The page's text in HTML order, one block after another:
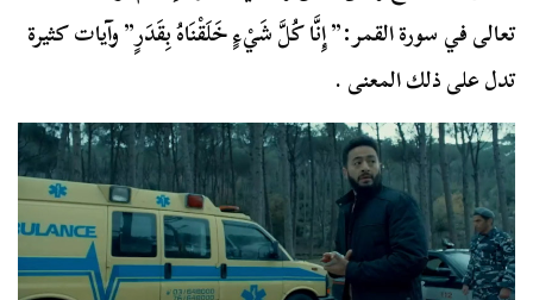
تعالى في سورة القمر:”إِنَّا كُلَّ شَيْءٍ خَلَقْنَاهُ بِقَدَرٍ”وآيات كثيرة
تدل على ذلك المعنى .